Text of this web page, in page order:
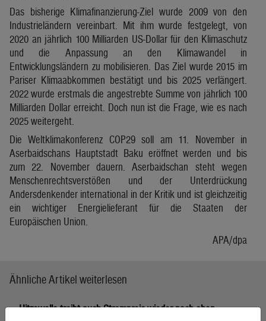
Das bisherige Klimafinanzierung-Ziel wurde 2009 von den
Industrieländern vereinbart. Mit ihm wurde festgelegt, von
2020 an jährlich 100 Milliarden US-Dollar für den Klimaschutz
und die Anpassung an den Klimawandel in
Entwicklungsländern zu mobilisieren. Das Ziel wurde 2015 im
Pariser Klimaabkommen bestätigt und bis 2025 verlängert.
2022 wurde erstmals die angestrebte Summe von jährlich 100
Milliarden Dollar erreicht. Doch nun ist die Frage, wie es nach
2025 weitergeht.
Die Weltklimakonferenz COP29 soll am 11. November in
Aserbaidschans Hauptstadt Baku eröffnet werden und bis
zum 22. November dauern. Aserbaidschan steht wegen
Menschenrechtsverstößen und der Unterdrückung
Andersdenkender international in der Kritik und ist gleichzeitig
ein wichtiger Energielieferant für die Staaten der
Europäischen Union.
APA/dpa
Ähnliche Artikel weiterlesen
Hitzewelle treibt auch Strompreis wieder nach oben